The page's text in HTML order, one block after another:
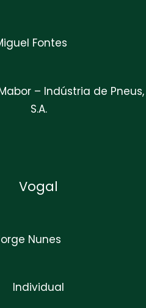
Fontes
– Indústria de Pneus,
S.A.
Vogal
Nunes
Individual